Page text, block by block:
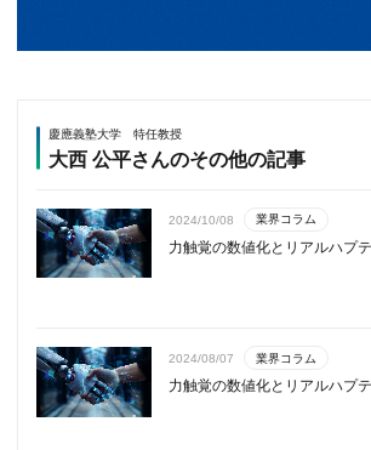
慶應義塾大学 特任教授
大西 公平さんのその他の記事
2024/10/08 業界コラム
力触覚の数値化とリアルハプ
2024/08/07 業界コラム
力触覚の数値化とリアルハプ